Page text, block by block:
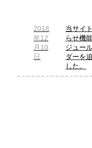
2018
年12
月10
日
当サイ
らせ機
ジュー
ダーを
した。